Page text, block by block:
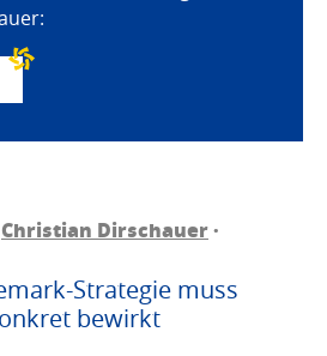
Christian Dirschauer·
Strategie muss
bewirkt